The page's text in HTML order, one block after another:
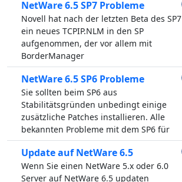
NetWare 6.5 SP7 Probleme
Novell hat nach der letzten Beta des SP7
ein neues TCPIP.NLM in den SP
aufgenommen, der vor allem mit
BorderManager
NetWare 6.5 SP6 Probleme
Sie sollten beim SP6 aus
Stabilitätsgründen unbedingt einige
zusätzliche Patches installieren. Alle
bekannten Probleme mit dem SP6 für
Update auf NetWare 6.5
Wenn Sie einen NetWare 5.x oder 6.0
Server auf NetWare 6.5 updaten